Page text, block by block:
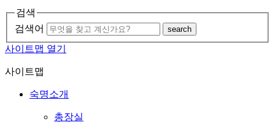
검색
검색어
search
사이트맵 열기
사이트맵
숙명소개
총장실